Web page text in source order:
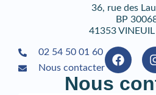
36, rue des
BP
41353
02 54 50 01 60
Nous contacter
Nous